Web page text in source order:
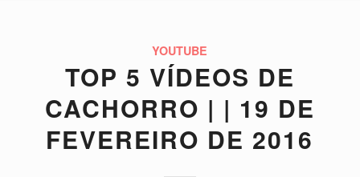
YOUTUBE
TOP 5 VÍDEOS DE
CACHORRO | | 19 DE
FEVEREIRO DE 2016